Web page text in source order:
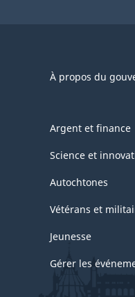
À propos du
Argent et finance
Science et
Autochtones
Vétérans et
Jeunesse
Gérer les